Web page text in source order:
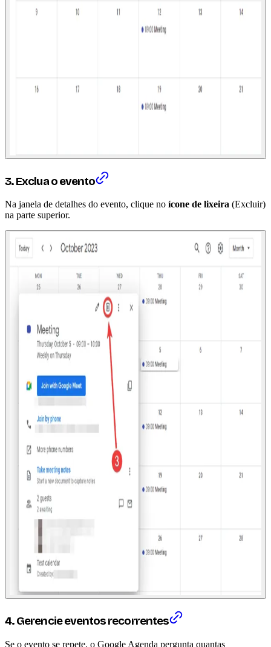
3. Exclua o evento
Na janela de detalhes do evento, clique no ícone de lixeira (Excluir)
na parte superior.
4. Gerencie eventos recorrentes
Se o evento se repete, o Google Agenda pergunta quantas